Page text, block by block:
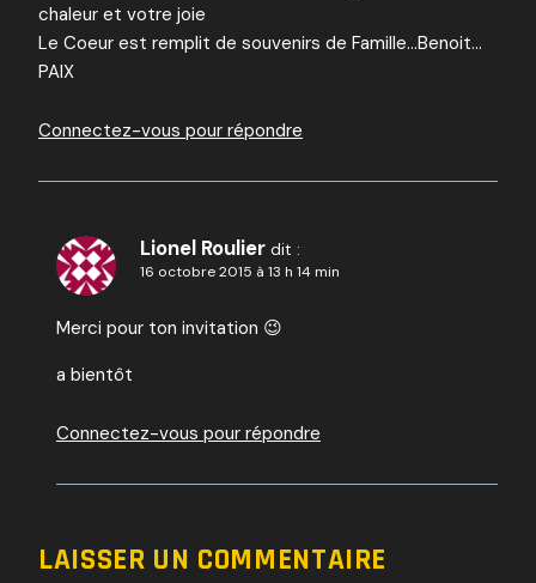
chaleur et votre joie
Le Coeur est remplit de souvenirs de Famille…Benoit…
PAIX
Connectez-vous pour répondre
Lionel Roulier dit :
16 octobre 2015 à 13 h 14 min
Merci pour ton invitation 😉
a bientôt
Connectez-vous pour répondre
LAISSER UN COMMENTAIRE